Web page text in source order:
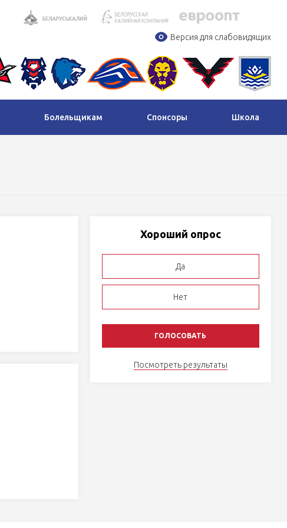
Версия для слабовидящих
Болельщикам Спонсоры Школа
Хороший опрос
Да
Нет
Посмотреть результаты